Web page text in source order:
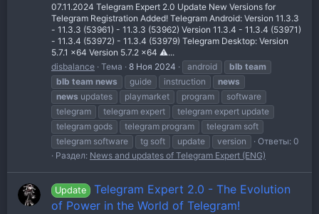
07.11.2024 Telegram Expert 2.0 Update New Versions for
Telegram Registration Added! Telegram Android: Version 11.3.3
- 11.3.3 (53961) - 11.3.3 (53962) Version 11.3.4 - 11.3.4 (53971)
- 11.3.4 (53972) - 11.3.4 (53979) Telegram Desktop: Version
5.7.1 x64 Version 5.7.2 x64 ⚠️...
disbalance Тема 8 Ноя 2024 android blb team
blb team news guide instruction
news
news updates playmarket program
software
telegram
telegram expert
telegram expert update
telegram gods
telegram program
telegram soft
telegram software
tg soft update version
Ответы: 0
Раздел: News and updates of Telegram Expert (ENG)
Update
Telegram Expert 2.0 - The Evolution
of Power in the World of Telegram!